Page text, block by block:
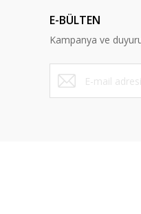
Y... A... | 10/09/2023
Deneyimini
E-BÜLTEN
Kampanya ve